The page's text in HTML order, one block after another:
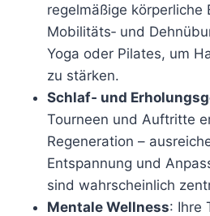
regelmäßige körperliche
Mobilitäts‑ und
Yoga oder Pilates, um
zu stärken.
Schlaf‑ und
Tourneen und Auftritte
Regeneration –
Entspannung und
sind wahrscheinlich
Mentale Wellness: Ihre